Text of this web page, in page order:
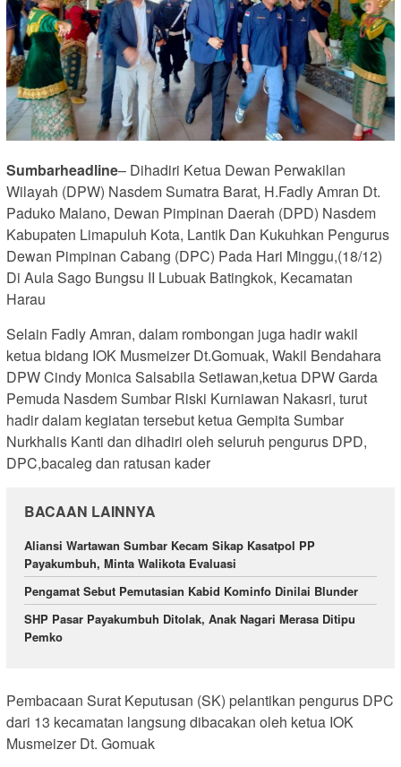
Sumbarheadline– Dihadiri Ketua Dewan Perwakilan
Wilayah (DPW) Nasdem Sumatra Barat, H.Fadly Amran Dt.
Paduko Malano, Dewan Pimpinan Daerah (DPD) Nasdem
Kabupaten Limapuluh Kota, Lantik Dan Kukuhkan Pengurus
Dewan Pimpinan Cabang (DPC) Pada Hari Minggu,(18/12)
Di Aula Sago Bungsu II Lubuak Batingkok, Kecamatan
Harau
Selain Fadly Amran, dalam rombongan juga hadir wakil
ketua bidang IOK Musmeizer Dt.Gomuak, Wakil Bendahara
DPW Cindy Monica Salsabila Setiawan,ketua DPW Garda
Pemuda Nasdem Sumbar Riski Kurniawan Nakasri, turut
hadir dalam kegiatan tersebut ketua Gempita Sumbar
Nurkhalis Kanti dan dihadiri oleh seluruh pengurus DPD,
DPC,bacaleg dan ratusan kader
BACAAN LAINNYA
Aliansi Wartawan Sumbar Kecam Sikap Kasatpol PP
Payakumbuh, Minta Walikota Evaluasi
Pengamat Sebut Pemutasian Kabid Kominfo Dinilai Blunder
SHP Pasar Payakumbuh Ditolak, Anak Nagari Merasa Ditipu
Pemko
Pembacaan Surat Keputusan (SK) pelantikan pengurus DPC
dari 13 kecamatan langsung dibacakan oleh ketua IOK
Musmeizer Dt. Gomuak